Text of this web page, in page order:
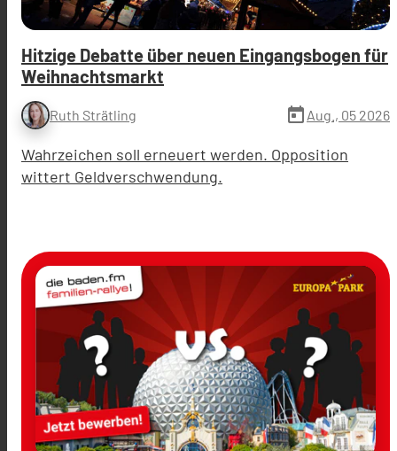
Hitzige Debatte über neuen Eingangsbogen für
Weihnachtsmarkt
Ruth Strätling today Aug., 05 2026
Wahrzeichen soll erneuert werden. Opposition
wittert Geldverschwendung.